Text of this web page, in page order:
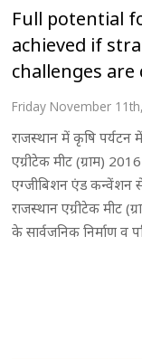
Full potential
achieved if
challenges
Friday November
राजस्थान में कृषि पर्यटन
एग्रीटेक मीट (ग्राम)
एग्जीबिशन एंड कन्वेंशन
राजस्थान एग्रीटेक मीट
के सार्वजनिक निर्माण व